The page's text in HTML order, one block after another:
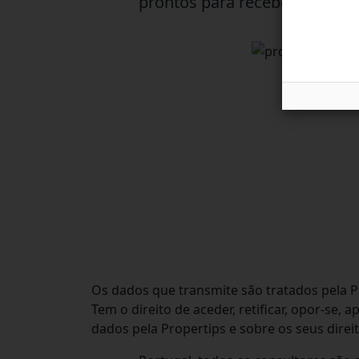
Os dados que transmite são tratados pela
Tem o direito de aceder, retificar, opor-se,
dados pela Propertips e sobre os seus